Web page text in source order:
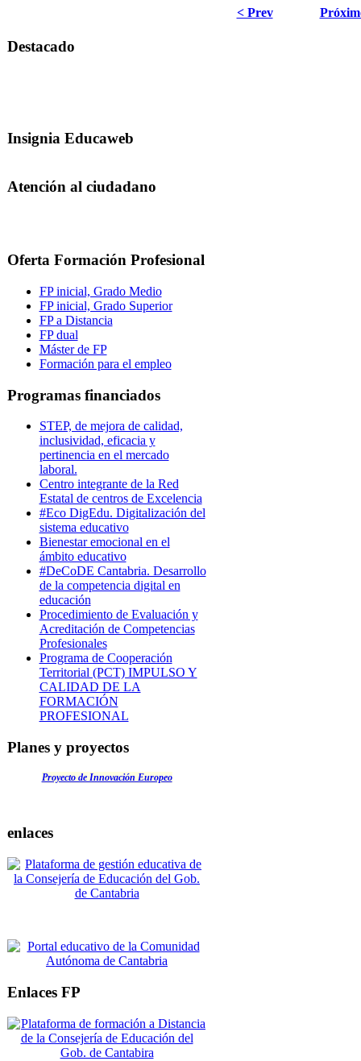
< Prev
Destacado
Insignia Educaweb
Atención al ciudadano
Oferta Formación Profesional
FP inicial, Grado Medio
FP inicial, Grado Superior
FP a Distancia
FP dual
Máster de FP
Formación para el empleo
Programas financiados
STEP, de mejora de calidad,
inclusividad, eficacia y
pertinencia en el mercado
laboral.
Centro integrante de la Red
Estatal de centros de Excelencia
#Eco DigEdu. Digitalización del
sistema educativo
Bienestar emocional en el
ámbito educativo
#DeCoDE Cantabria. Desarrollo
de la competencia digital en
educación
Procedimiento de Evaluación y
Acreditación de Competencias
Profesionales
Programa de Cooperación
Territorial (PCT) IMPULSO Y
CALIDAD DE LA
FORMACIÓN
PROFESIONAL
Planes y proyectos
Proyecto de Innovación Europeo
enlaces
Enlaces FP